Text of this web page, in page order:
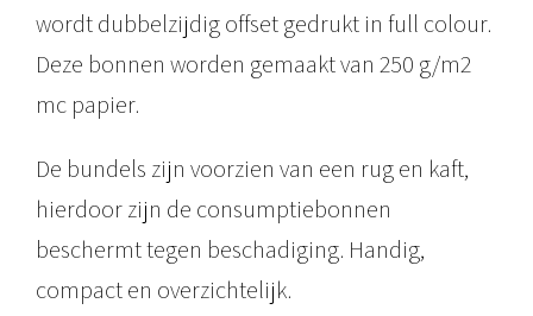
n
e
n
p
l
o
s
wordt dubbelzijdig offset gedrukt in full colour.
Deze bonnen worden gemaakt van 250 g/m2
mc papier.
De bundels zijn voorzien van een rug en kaft,
hierdoor zijn de consumptiebonnen
beschermt tegen beschadiging. Handig,
compact en overzichtelijk.